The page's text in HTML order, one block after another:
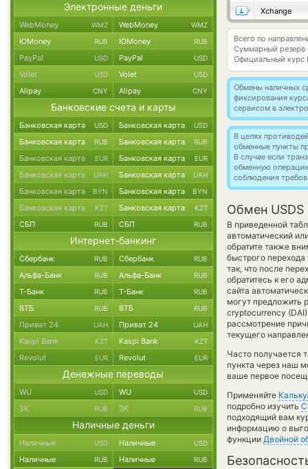
Xchange
Всего по
Суммарный резерв
Официальный курс
Обмены наличных
фиксирования
сервисом в
В целях
обменные пункты
В случае если
обменную
соблюдения
Обмен USDS
В приведенной
автоматический
обратите также
быстрого
так, что после
обратитесь к его
сайта
могут предложить
cryptocurrency
рассмотрение
текущего
Часто получается
пункта через наш
ваше первое
Применяйте
подробно изучить
подходящий вам
информацию о
функции Двойной
Электронные деньги
WebMoney WMZ WebMoney WMZ
ЮMoney RUB ЮMoney RUB
PayPal USD PayPal USD
Volet USD Volet USD
Alipay CNY Alipay CNY
Банковские счета и карты
Банковская карта USD Банковская карта USD
Банковская карта RUB Банковская карта RUB
Банковская карта EUR Банковская карта EUR
Банковская карта UAH Банковская карта UAH
Банковская карта BYN Банковская карта BYN
Банковская карта KZT Банковская карта KZT
СБП RUB СБП RUB
Интернет-банкинг
Сбербанк RUB Сбербанк RUB
Альфа-Банк RUB Альфа-Банк RUB
Т-Банк RUB Т-Банк RUB
ВТБ RUB ВТБ RUB
Приват 24 UAH Приват 24 UAH
Kaspi Bank KZT Kaspi Bank KZT
Revolut EUR Revolut EUR
Денежные переводы
WU USD WU USD
ЗК RUB ЗК RUB
Наличные деньги
Наличные USD Наличные USD
Наличные RUB Наличные RUB